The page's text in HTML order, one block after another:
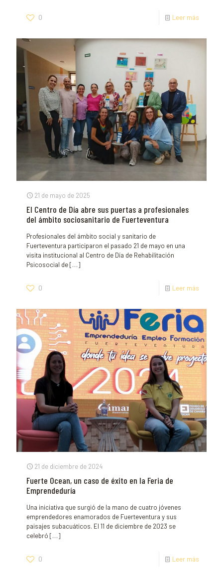
0 Leer más
21 de mayo de 2025
El Centro de Día abre sus puertas a profesionales
del ámbito sociosanitario de Fuerteventura
Profesionales del ámbito social y sanitario de
Fuerteventura participaron el pasado 21 de mayo en una
visita institucional al Centro de Día de Rehabilitación
Psicosocial de[…]
0 Leer más
21 de diciembre de 2024
Fuerte Ocean, un caso de éxito en la Feria de
Emprendeduría
Una iniciativa que surgió de la mano de cuatro jóvenes
emprendedores enamorados de Fuerteventura y sus
paisajes subacuáticos. El 11 de diciembre de 2023 se
celebró […]
0 Leer más